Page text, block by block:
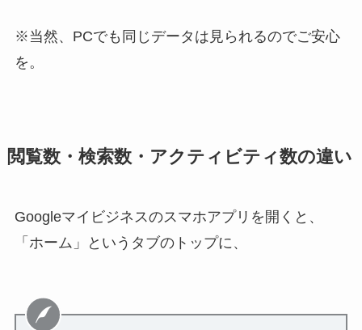
※当然、PCでも同じデータは見られるのでご安心
を。
閲覧数・検索数・アクティビティ数の違い
Googleマイビジネスのスマホアプリを開くと、
「ホーム」というタブのトップに、